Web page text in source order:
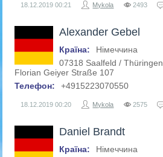
18.12.2019 00:21 Mykola 2493
Alexander Gebel
Країна:
Німеччина
07318 Saalfeld / Thüringen
Florian Geiyer Straße 107
Телефон:
+4915223070550
18.12.2019 00:20 Mykola 2575
Daniel Brandt
Країна:
Німеччина